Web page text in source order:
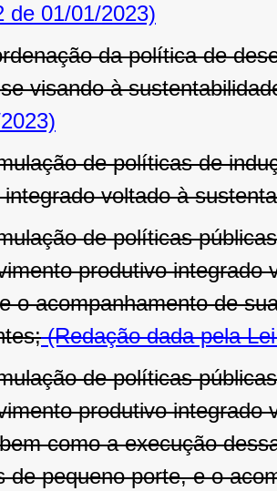
de 01/01/2023)
da política de
visando à
de políticas de
voltado à
de políticas
produtivo integrado
o acompanhamento de
(Redação dada pela
de políticas
produtivo integrado
como a execução
de pequeno porte, e o